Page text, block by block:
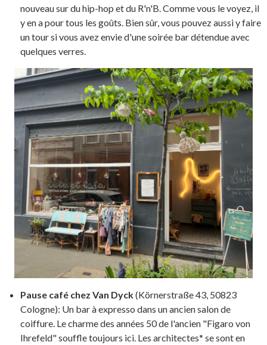
nouveau sur du hip-hop et du R'n'B. Comme vous le voyez, il
y en a pour tous les goûts. Bien sûr, vous pouvez aussi y faire
un tour si vous avez envie d'une soirée bar détendue avec
quelques verres.
Pause café chez Van Dyck(Körnerstraße 43, 50823
Cologne): Un bar à expresso dans un ancien salon de
coiffure. Le charme des années 50 de l'ancien "Figaro von
Ihrefeld" souffle toujours ici. Les architectes* se sont en